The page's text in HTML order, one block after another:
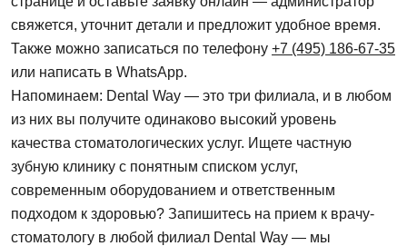
свяжется, уточнит детали и предложит удобное время.
Также можно записаться по телефону +7 (495) 186-67-35
или написать в WhatsApp.
Напоминаем: Dental Way — это три филиала, и в любом
из них вы получите одинаково высокий уровень
качества стоматологических услуг. Ищете частную
зубную клинику с понятным списком услуг,
современным оборудованием и ответственным
подходом к здоровью? Запишитесь на прием к врачу-
стоматологу в любой филиал Dental Way — мы